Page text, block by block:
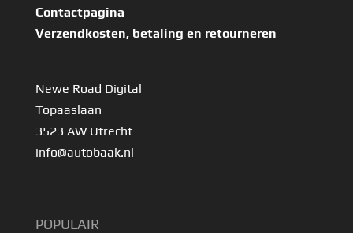
Contactpagina
Verzendkosten, betaling en retourneren
Newe Road Digital
Topaaslaan
3523 AW Utrecht
info@autobaak.nl
POPULAIR